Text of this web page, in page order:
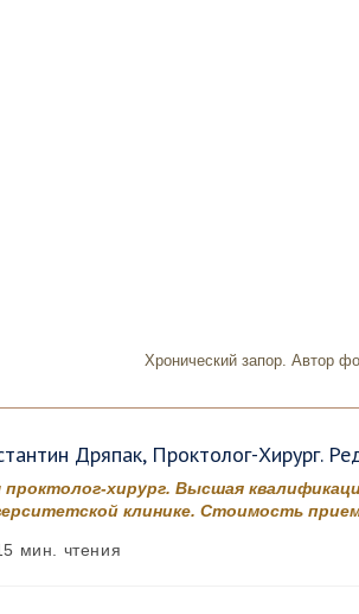
Хронический запор. Автор
Дряпак, Проктолог-Хирург.
проктолог-хирург. Высшая
клинике. Стоимость
мин. чтения